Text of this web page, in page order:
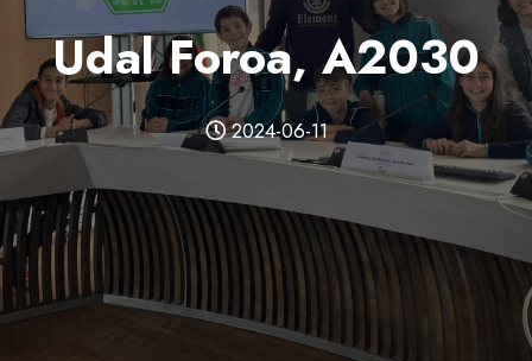
Udal Foroa, A2030
2024-06-11